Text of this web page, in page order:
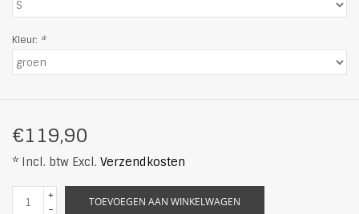
Kleur: *
€119,90
* Incl. btw Excl. Verzendkosten
+
-
TOEVOEGEN AAN WINKELWAGEN